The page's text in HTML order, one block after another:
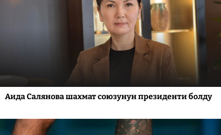
Аида Салянова шахмат союзунун президенти болду